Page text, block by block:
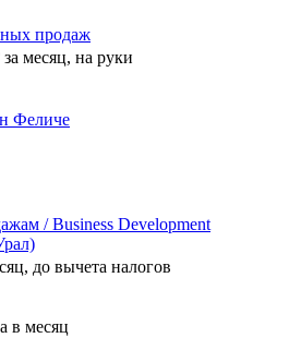
продаж
за месяц, на руки
Феличе
/ Business Development
до вычета налогов
в месяц